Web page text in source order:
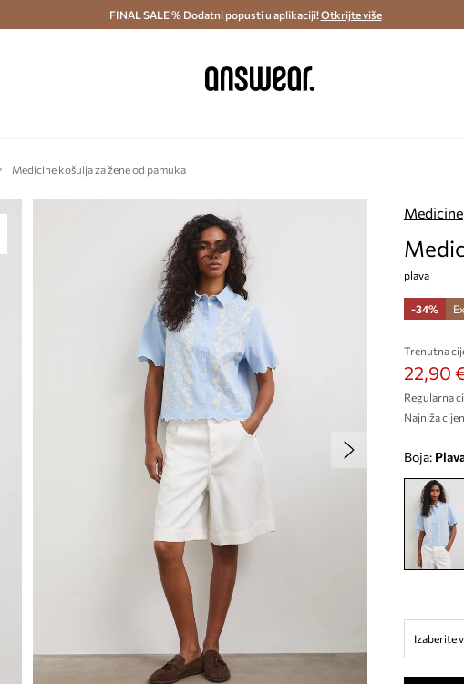
Besplatna dostava i povrat (od 70€) > Dostava u roku 48 sati >
FINAL SALE % Dodatni popusti u aplikaciji!Otkrijte više
Medicine košulja za žene od pamuka
Medicine
plava
-34%
Trenutna
22,90
Regularna
Najniža
Boja:
Izaberite